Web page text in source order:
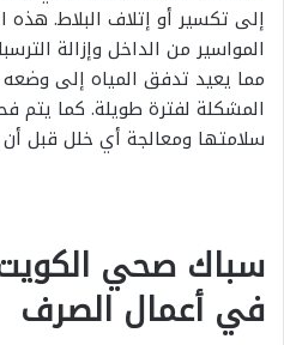
إلى تكسير أو إتلاف البلاط.
المواسير من الداخل وإزالة
مما يعيد تدفق المياه إلى
المشكلة لفترة طويلة. كما
سلامتها ومعالجة أي خلل قبل
سباك صحي
في أعمال الصرف